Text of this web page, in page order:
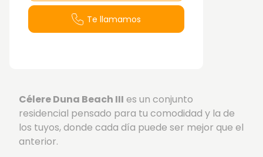
Te llamamos
Célere Duna Beach III es un conjunto
residencial pensado para tu comodidad y la de
los tuyos, donde cada día puede ser mejor que el
anterior.